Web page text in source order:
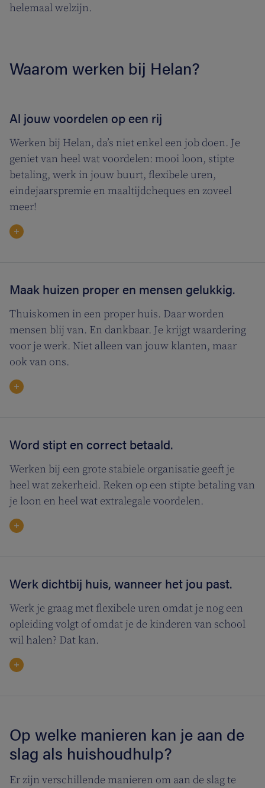
helemaal welzijn.
Waarom werken bij Helan?
Al jouw voordelen op een rij
Werken bij Helan, da’s niet enkel een job doen. Je
geniet van heel wat voordelen: mooi loon, stipte
betaling, werk in jouw buurt, flexibele uren,
eindejaarspremie en maaltijdcheques en zoveel
meer!
Maak huizen proper en mensen gelukkig.
Thuiskomen in een proper huis. Daar worden
mensen blij van. En dankbaar. Je krijgt waardering
voor je werk. Niet alleen van jouw klanten, maar
ook van ons.
Word stipt en correct betaald.
Werken bij een grote stabiele organisatie geeft je
heel wat zekerheid. Reken op een stipte betaling van
je loon en heel wat extralegale voordelen.
Werk dichtbij huis, wanneer het jou past.
Werk je graag met flexibele uren omdat je nog een
opleiding volgt of omdat je de kinderen van school
wil halen? Dat kan.
Op welke manieren kan je aan de
slag als huishoudhulp?
Er zijn verschillende manieren om aan de slag te